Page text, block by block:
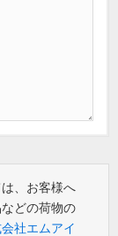
、お客様へ
どの荷物の
社エムアイ